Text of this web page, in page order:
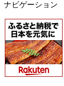
ナビゲーション